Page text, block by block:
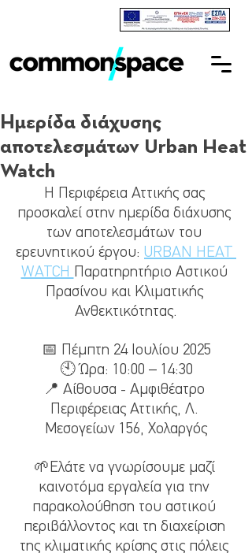
Ημερίδα διάχυσης
αποτελεσμάτων Urban Heat
Watch
Η Περιφέρεια Αττικής σας
προσκαλεί στην ημερίδα διάχυσης
των αποτελεσμάτων του
ερευνητικού έργου: URBAN HEAT
WATCH Παρατηρητήριο Αστικού
Πρασίνου και Κλιματικής
Ανθεκτικότητας.
📅 Πέμπτη 24 Ιουλίου 2025
🕙 Ώρα: 10:00 – 14:30
📍 Αίθουσα - Αμφιθέατρο
Περιφέρειας Αττικής, Λ.
Μεσογείων 156, Χολαργός
🌱Ελάτε να γνωρίσουμε μαζί
καινοτόμα εργαλεία για την
παρακολούθηση του αστικού
περιβάλλοντος και τη διαχείριση
της κλιματικής κρίσης στις πόλεις